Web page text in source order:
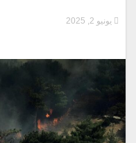
يونيو 2, 2025